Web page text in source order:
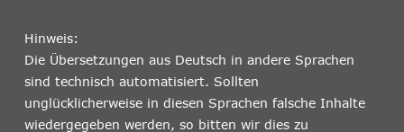
Hinweis:
Die Übersetzungen aus Deutsch in andere Sprachen
sind technisch automatisiert. Sollten
unglücklicherweise in diesen Sprachen falsche Inhalte
wiedergegeben werden, so bitten wir dies zu